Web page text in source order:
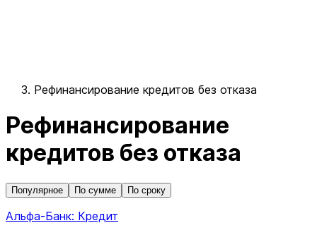
Рефинансирование кредитов без отказа
Рефинансирование
кредитов без отказа
Популярное По сумме По сроку
Альфа-Банк: Кредит